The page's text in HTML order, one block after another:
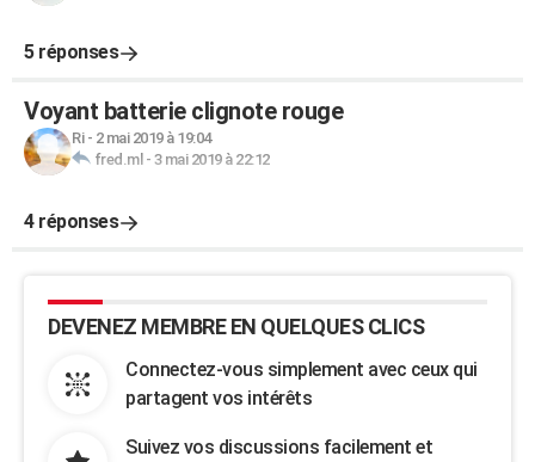
5 réponses
Voyant batterie clignote rouge
Ri- 2 mai 2019 à 19:04
fred.ml - 3 mai 2019 à 22:12
4 réponses
DEVENEZ MEMBRE EN QUELQUES CLICS
Connectez-vous simplement avec ceux qui
partagent vos intérêts
Suivez vos discussions facilement et